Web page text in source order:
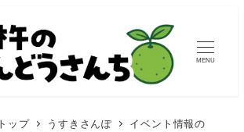
MENU
ップ うすきさんぽ
イベント情報の